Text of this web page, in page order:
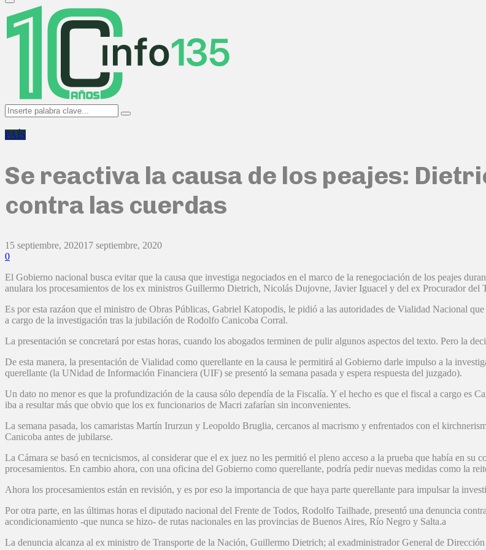
Primary
Menu
Search
for:
Search
PAÍS
Se reactiva la causa de los peajes:
contra las cuerdas
15 septiembre, 202017 septiembre, 2020
0
El Gobierno nacional busca evitar que la causa que investiga negociados en el marco de la renegociación de los peajes
anulara los procesamientos de los ex ministros Guillermo Dietrich, Nicolás Dujovne, Javier Iguacel y del ex Procurador del
Es por esta razáon que el ministro de Obras Públicas, Gabriel Katopodis, le pidió a las autoridades de Vialidad Nacional
a cargo de la investigación tras la jubilación de Rodolfo Canicoba Corral.
La presentación se concretará por estas horas, cuando los abogados terminen de pulir algunos aspectos del texto. Pero la
De esta manera, la presentación de Vialidad como querellante en la causa le permitirá al Gobierno darle impulso a la
querellante (la UNidad de Información Financiera (UIF) se presentó la semana pasada y espera respuesta del juzgado).
Un dato no menor es que la profundización de la causa sólo dependía de la Fiscalía. Y el hecho es que el fiscal a cargo es
iba a resultar más que obvio que los ex funcionarios de Macri zafarían sin inconvenientes.
La semana pasada, los camaristas Martín Irurzun y Leopoldo Bruglia, cercanos al macrismo y enfrentados con el
Canicoba antes de jubilarse.
La Cámara se basó en tecnicismos, al considerar que el ex juez no les permitió el pleno acceso a la prueba que había en
procesamientos. En cambio ahora, con una oficina del Gobierno como querellante, podría pedir nuevas medidas como la
Ahora los procesamientos están en revisión, y es por eso la importancia de que haya parte querellante para impulsar la
Por otra parte, en las últimas horas el diputado nacional del Frente de Todos, Rodolfo Tailhade, presentó una denuncia
acondicionamiento -que nunca se hizo- de rutas nacionales en las provincias de Buenos Aires, Río Negro y Salta.a
La denuncia alcanza al ex ministro de Transporte de la Nación, Guillermo Dietrich; al exadministrador General de